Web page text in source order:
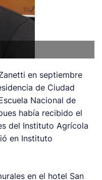
en septiembre
de Ciudad
Nacional de
había recibido el
del Instituto Agrícola
en Instituto
en el hotel San